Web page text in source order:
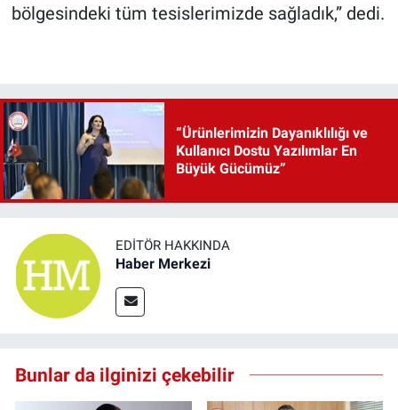
bölgesindeki tüm tesislerimizde sağladık,” dedi.
“Ürünlerimizin Dayanıklılığı ve
Kullanıcı Dostu Yazılımlar En
Büyük Gücümüz”
EDITÖR HAKKINDA
Haber Merkezi
Bunlar da ilginizi çekebilir